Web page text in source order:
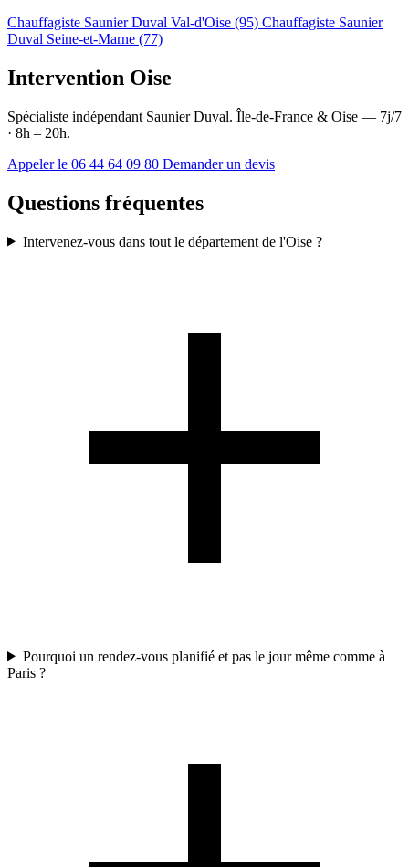
Chauffagiste Saunier Duval Val-d'Oise (95) Chauffagiste Saunier
Duval Seine-et-Marne (77)
Intervention Oise
Spécialiste indépendant Saunier Duval. Île-de-France & Oise — 7j/7
· 8h – 20h.
Appeler le 06 44 64 09 80 Demander un devis
Questions fréquentes
Intervenez-vous dans tout le département de l'Oise ?
Pourquoi un rendez-vous planifié et pas le jour même comme à
Paris ?